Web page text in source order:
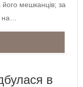
мешканців; за
на…
в